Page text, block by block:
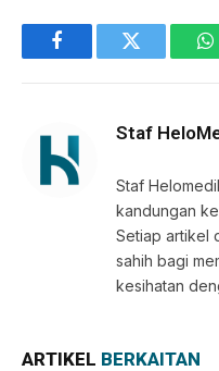
FacebookTwitter
Staf
Staf
kandungan
Setiap artikel
sahih bagi
kesihatan
ARTIKEL BERKAITAN